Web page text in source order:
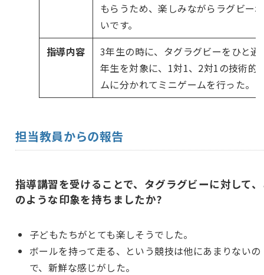
もらうため、楽しみながらラグビー
いです。
指導内容
3年生の時に、タグラグビーをひと
年生を対象に、1対1、2対1の技術的
ムに分かれてミニゲームを行った。
担当教員からの報告
指導講習を受けることで、タグラグビーに対して
のような印象を持ちましたか?
子どもたちがとても楽しそうでした。
ボールを持って走る、という競技は他にあまりないの
で、新鮮な感じがした。